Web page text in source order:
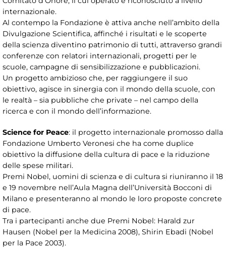
internazionale.
Al contempo la Fondazione è attiva anche nell’ambito della
Divulgazione Scientifica, affinché i risultati e le scoperte
della scienza diventino patrimonio di tutti, attraverso grandi
conferenze con relatori internazionali, progetti per le
scuole, campagne di sensibilizzazione e pubblicazioni.
Un progetto ambizioso che, per raggiungere il suo
obiettivo, agisce in sinergia con il mondo della scuole, con
le realtà – sia pubbliche che private – nel campo della
ricerca e con il mondo dell’informazione.
Science for Peace: il progetto internazionale promosso dalla
Fondazione Umberto Veronesi che ha come duplice
obiettivo la diffusione della cultura di pace e la riduzione
delle spese militari.
Premi Nobel, uomini di scienza e di cultura si riuniranno il 18
e 19 novembre nell’Aula Magna dell’Università Bocconi di
Milano e presenteranno al mondo le loro proposte concrete
di pace.
Tra i partecipanti anche due Premi Nobel: Harald zur
Hausen (Nobel per la Medicina 2008), Shirin Ebadi (Nobel
per la Pace 2003).